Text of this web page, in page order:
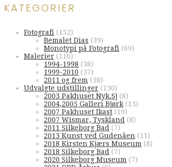
KATEGORIER
Fotografi (152)
Bemalet Dias (39)
Monotypi på Fotografi (69)
Malerier (116)
1994-1998 (38)
1999-2010 (37)
2011 og frem (38)
Udvalgte udstillinger (130)
2003 Pakhuset Nyk.Sj (8)
2004,2005 Galleri Bjørk (13)
2007 Pakhuset Ikast (19)
2007 Wismar, Tyskland (8)
2011 Silkeborg Bad (7)
2013 Kunst ved Gudenåen (11)
2018 Kirsten Kjærs Museum (8)
2018 Silkeborg Bad (7)
2020 Silkeborg Museum (7)